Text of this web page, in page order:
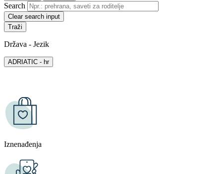
Search
Clear search input
Država - Jezik
ADRIATIC - hr
Iznenađenja